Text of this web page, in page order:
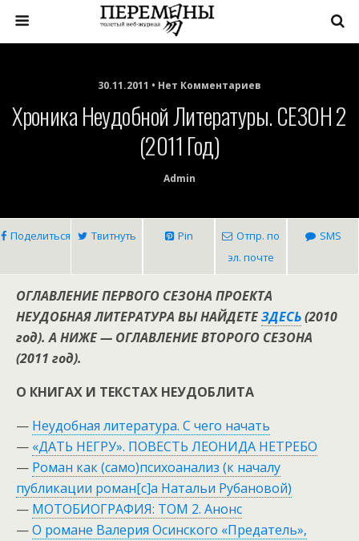
30.11.2011 • Нет Комментариев
Хроника Неудобной Литературы. СЕЗОН 2
(2011 Год)
Admin
Поделиться Твитнуть Pin
Отпр. по
эл. почте
SMS
ОГЛАВЛЕНИЕ ПЕРВОГО СЕЗОНА ПРОЕКТА
НЕУДОБНАЯ ЛИТЕРАТУРА ВЫ НАЙДЕТЕЗДЕСЬ(2010
год). А НИЖЕ — ОГЛАВЛЕНИЕ ВТОРОГО СЕЗОНА
(2011 год).
О КНИГАХ И ТЕКСТАХ НЕУДОБЛИТА
— Неудобная литература. С чего начать
— «ДАТЬ НЕГРУ». ПОВЕСТЬ ЛЕОНИДА НЕТРЕБО
— Роман как (само)психоанализ (к началу
публикации роман[c]а Натальи Рубановой)
— МОТОБИОГРАФИЯ: ТОМ 2. Анонс
—О романе Валерия Осинского «Предатель»,